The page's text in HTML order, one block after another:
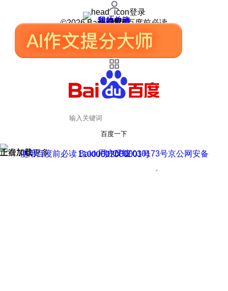
登录
我的关注
我的收藏
皮肤中心
用户反馈
设置
©2026 Baidu 使用百度前必读
百度一下
正在加载
上滑加载更多 用户反馈
使用百度前必读 Baidu 京ICP证030173号
京公网安备11000002000001号